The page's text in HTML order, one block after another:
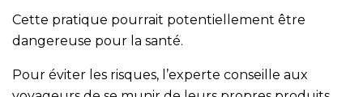
Cette pratique pourrait potentiellement être
dangereuse pour la santé.
Pour éviter les risques, l’experte conseille aux